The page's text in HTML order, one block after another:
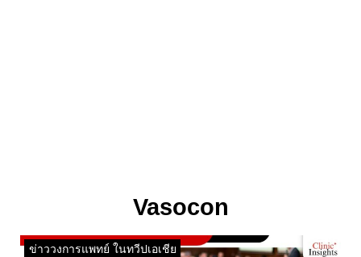
Vasocon
ข่าววงการแพทย์ ในทวีปเอเชีย